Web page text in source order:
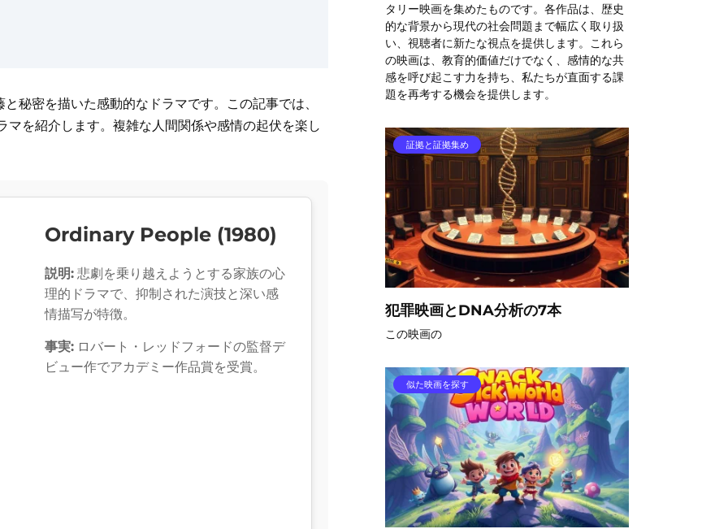
秘密を描いた感動的なドラマです。この記事では、
を紹介します。複雑な人間関係や感情の起伏を楽し
Ordinary People (1980)
説明: 悲劇を乗り越えようとする家族の心
理的ドラマで、抑制された演技と深い感
情描写が特徴。
事実: ロバート・レッドフォードの監督デ
ビュー作でアカデミー作品賞を受賞。
タリー映画を集めたものです。各作品は、歴史
的な背景から現代の社会問題まで幅広く取り扱
い、視聴者に新たな視点を提供します。これら
の映画は、教育的価値だけでなく、感情的な共
感を呼び起こす力を持ち、私たちが直面する課
題を再考する機会を提供します。
証拠と証拠集め
犯罪映画とDNA分析の7本
この映画の
似た映画を探す